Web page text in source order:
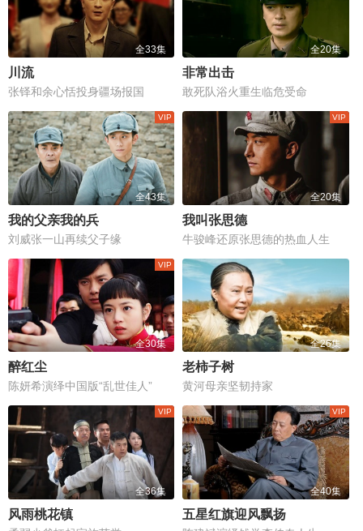
全33集
川流
张铎和余心恬投身疆场报国
全20集
非常出击
敢死队浴火重生临危受命
全43集
我的父亲我的兵
刘威张一山再续父子缘
全20集
我叫张思德
牛骏峰还原张思德的热血人生
全30集
醉红尘
陈妍希演绎中国版“乱世佳人”
全26集
老柿子树
黄河母亲坚韧持家
全36集
风雨桃花镇
全40集
五星红旗迎风飘扬